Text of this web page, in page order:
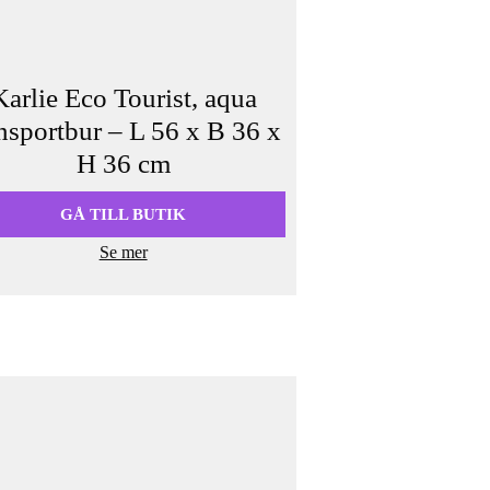
Eco Tourist, aqua
– L 56 x B 36 x
H 36 cm
GÅ TILL BUTIK
Se mer